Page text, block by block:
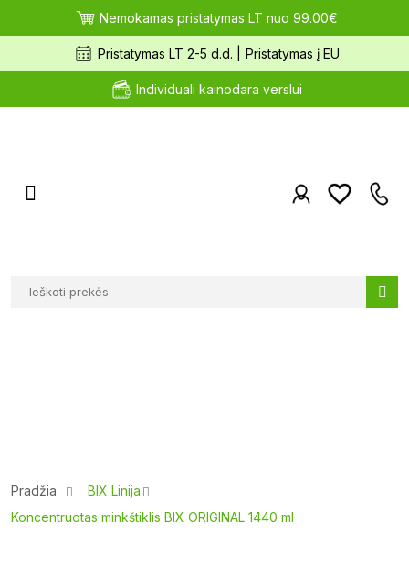
Nemokamas pristatymas LT nuo 99.00€
Pristatymas LT 2-5 d.d. | Pristatymas į EU
Individuali kainodara verslui
Pradžia
BIX Linija
Koncentruotas minkštiklis BIX ORIGINAL 1440 ml